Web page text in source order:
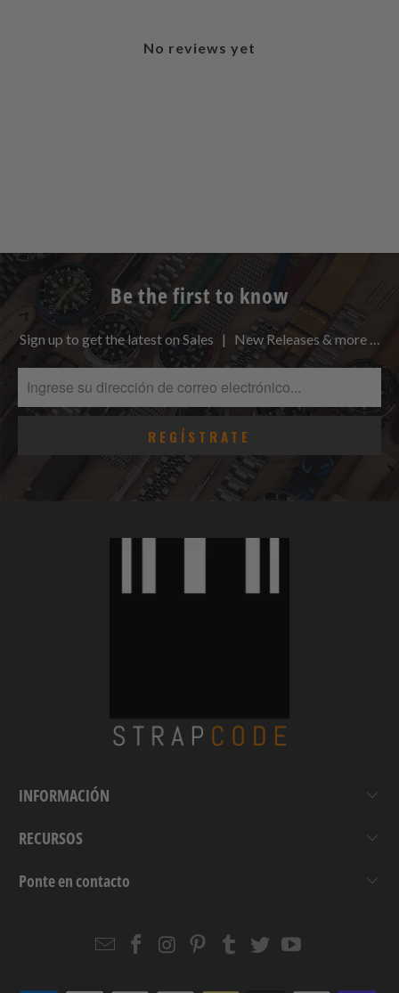
No reviews yet
Be the first to know
Sign up to get the latest on Sales | New Releases & more …
INFORMACIÓN
RECURSOS
Ponte en contacto
EmailStrapcode
Strapcode
Strapcode
Strapcode
Strapcode